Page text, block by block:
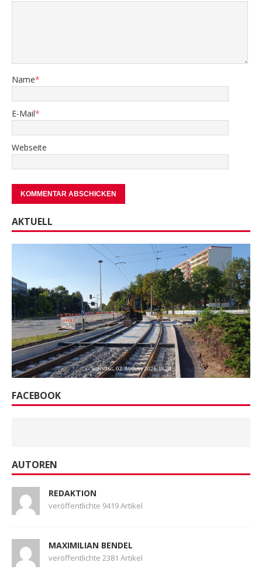
Name*
E-Mail*
Webseite
AKTUELL
FACEBOOK
AUTOREN
REDAKTION
veröffentlichte 9419 Artikel
MAXIMILIAN BENDEL
veröffentlichte 2381 Artikel